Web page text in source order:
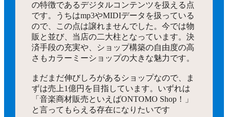
の特徴であるデジタルコンテンツを扱える点
です。うちはmp3やMIDIデータを扱っている
ので、この点は譲れませんでした。今では物
販と並び、当店の二大柱となっています。決
済手段の充実や、ショップ構築の自由度の高
さもカラーミーショップの大きな魅力です。
まだまだ伸びしろがあるショップなので、ま
ずは売上1億円を目指しています。いずれは
「音楽商材販売といえばONTOMO Shop！」
と言ってもらえる存在になりたいです